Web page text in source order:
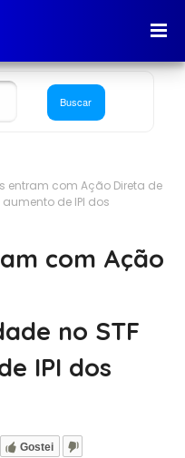
entram com Ação Direta de
de IPI dos
com Ação
no STF
IPI dos
Gostei